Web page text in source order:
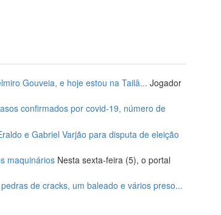
Gouveia, e hoje estou na Tailâ... Jogador
confirmados por covid-19, número de
e Gabriel Varjão para disputa de eleição
maquinários Nesta sexta-feira (5), o portal
de cracks, um baleado e vários preso...